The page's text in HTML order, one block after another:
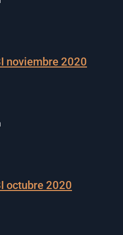
noviembre 2020
octubre 2020